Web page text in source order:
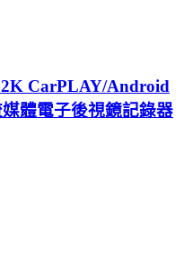
CarPLAY/Android
體電子後視鏡記錄器